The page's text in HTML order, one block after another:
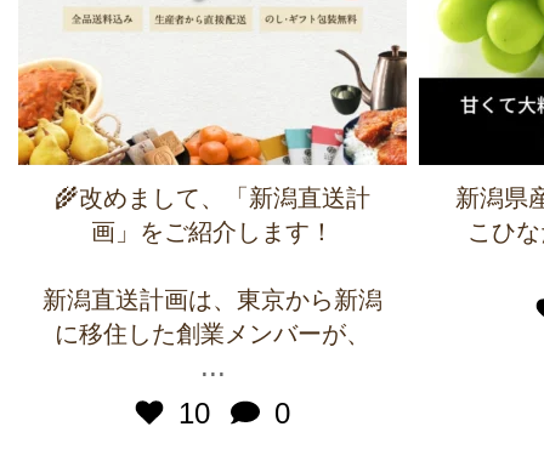
🌾改めまして、「新潟直送計
画」をご紹介します！
新潟直送計画は、東京から新潟
に移住した創業メンバーが、
...
10
0
新潟県
こひ